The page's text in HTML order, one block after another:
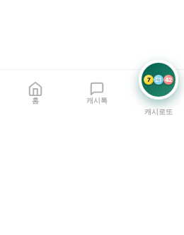
홈 캐시톡
7 21 42
캐시로또